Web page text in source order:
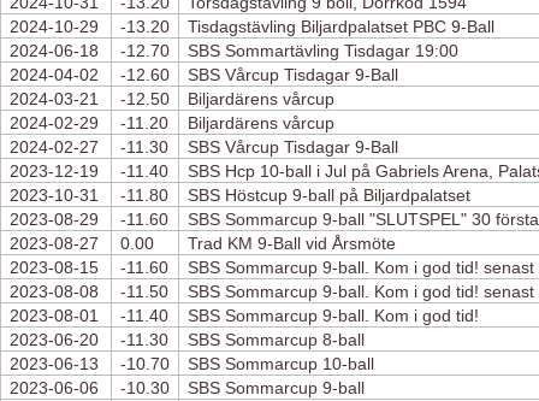
2024-10-29
-13.20
Tisdagstävling Biljardpalatset PBC 9-Ball
2024-06-18
-12.70
SBS Sommartävling Tisdagar 19:00
2024-04-02
-12.60
SBS Vårcup Tisdagar 9-Ball
2024-03-21
-12.50
Biljardärens vårcup
2024-02-29
-11.20
Biljardärens vårcup
2024-02-27
-11.30
SBS Vårcup Tisdagar 9-Ball
2023-12-19
-11.40
SBS Hcp 10-ball i Jul på Gabriels Arena,
2023-10-31
-11.80
SBS Höstcup 9-ball på Biljardpalatset
2023-08-29
-11.60
SBS Sommarcup 9-ball "SLUTSPEL" 30
2023-08-27
0.00
Trad KM 9-Ball vid Årsmöte
2023-08-15
-11.60
SBS Sommarcup 9-ball. Kom i god tid! senast
2023-08-08
-11.50
SBS Sommarcup 9-ball. Kom i god tid! senast
2023-08-01
-11.40
SBS Sommarcup 9-ball. Kom i god tid!
2023-06-20
-11.30
SBS Sommarcup 8-ball
2023-06-13
-10.70
SBS Sommarcup 10-ball
2023-06-06
-10.30
SBS Sommarcup 9-ball